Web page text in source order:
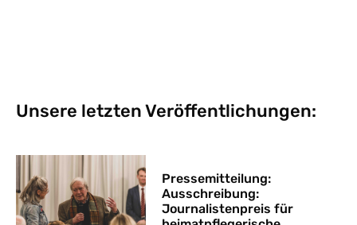
Unsere letzten Veröffentlichungen:
Pressemitteilung:
Ausschreibung:
Journalistenpreis für